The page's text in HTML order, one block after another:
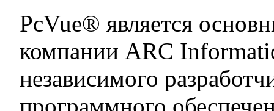
PcVue® является
компании ARC
независимого
программного